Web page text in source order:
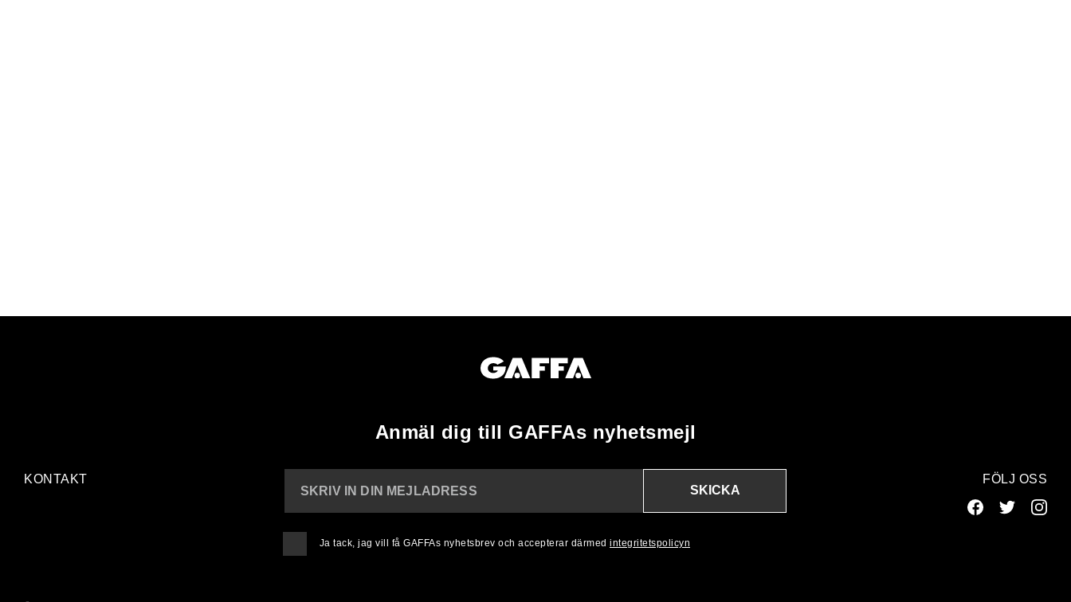
Anmäl dig till GAFFAs nyhetsmejl
KONTAKT
SKRIV IN DIN MEJLADRESS
SKICKA
Ja tack, jag vill få GAFFAs nyhetsbrev och accepterar därmed integritetspolicyn
FÖLJ OSS